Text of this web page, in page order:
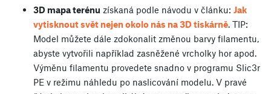
3D mapa terénu získaná podle návodu v článku: Jak
vytisknout svět nejen okolo nás na 3D tiskárně. TIP:
Model můžete dále zdokonalit změnou barvy filamentu,
abyste vytvořili například zasněžené vrcholky hor apod.
Výměnu filamentu provedete snadno v programu Slic3r
PE v režimu náhledu po naslicování modelu. V pravé